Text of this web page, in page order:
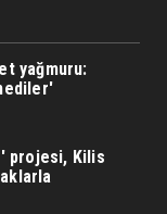
yağmuru:
projesi, Kilis